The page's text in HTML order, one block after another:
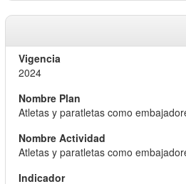
2024
Atletas y paratletas como
Atletas y paratletas como